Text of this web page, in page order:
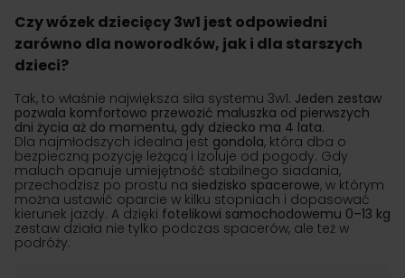
Czy wózek dziecięcy 3w1 jest odpowiedni
zarówno dla noworodków, jak i dla starszych
dzieci?
Tak, to właśnie największa siła systemu 3w1. Jeden zestaw
pozwala komfortowo przewozić maluszka od pierwszych
dni życia aż do momentu, gdy dziecko ma 4 lata.
Dla najmłodszych idealna jest gondola, która dba o
bezpieczną pozycję leżącą i izoluje od pogody. Gdy
maluch opanuje umiejętność stabilnego siadania,
przechodzisz po prostu na siedzisko spacerowe, w którym
można ustawić oparcie w kilku stopniach i dopasować
kierunek jazdy. A dzięki fotelikowi samochodowemu 0–13 kg
zestaw działa nie tylko podczas spacerów, ale też w
podróży.